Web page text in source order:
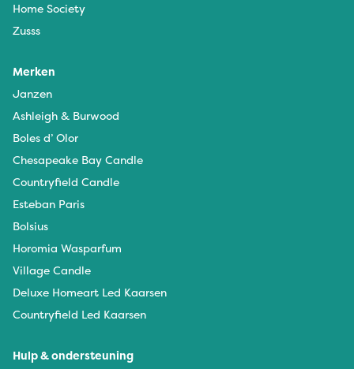
Home Society
Zusss
Merken
Janzen
Ashleigh & Burwood
Boles d’ Olor
Chesapeake Bay Candle
Countryfield Candle
Esteban Paris
Bolsius
Horomia Wasparfum
Village Candle
Deluxe Homeart Led Kaarsen
Countryfield Led Kaarsen
Hulp & ondersteuning